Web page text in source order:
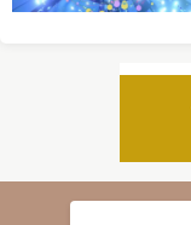
Ricerca